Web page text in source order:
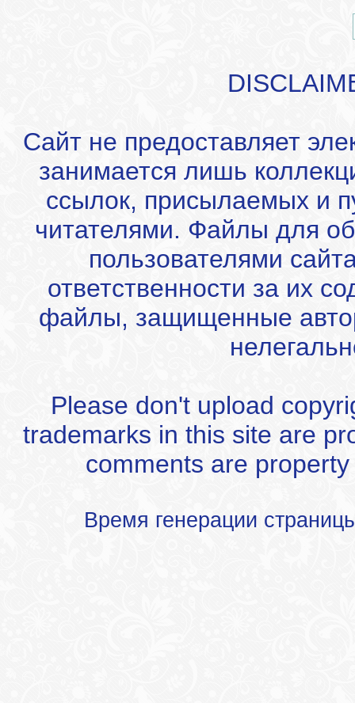
Сайт не предоставляет
занимается лишь
ссылок, присылаемых и
читателями. Файлы для
пользователями
ответственности за их
файлы, защищенные
Please don't upload
trademarks in this site are
comments are
Время генерации